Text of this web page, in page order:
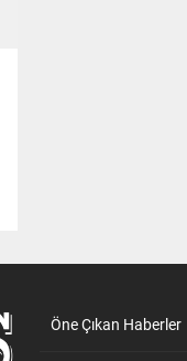
Öne Çıkan Haberler